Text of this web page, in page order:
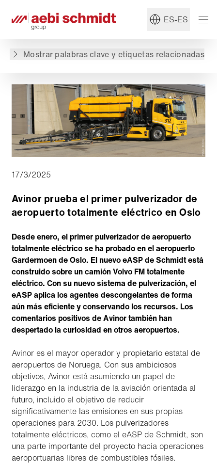
ES-ES
Mostrar palabras clave y etiquetas relacionadas
#Schmidt
17/3/2025
Avinor prueba el primer pulverizador de
aeropuerto totalmente eléctrico en Oslo
Desde enero, el primer pulverizador de aeropuerto
totalmente eléctrico se ha probado en el aeropuerto
Gardermoen de Oslo. El nuevo eASP de Schmidt está
construido sobre un camión Volvo FM totalmente
eléctrico. Con su nuevo sistema de pulverización, el
eASP aplica los agentes descongelantes de forma
aún más eficiente y conservando los recursos. Los
comentarios positivos de Avinor también han
despertado la curiosidad en otros aeropuertos.
Avinor es el mayor operador y propietario estatal de
aeropuertos de Noruega. Con sus ambiciosos
objetivos, Avinor está asumiendo un papel de
liderazgo en la industria de la aviación orientada al
futuro, incluido el objetivo de reducir
significativamente las emisiones en sus propias
operaciones para 2030. Los pulverizadores
totalmente eléctricos, como el eASP de Schmidt, son
una parte importante del proyecto hacia operaciones
aeroportuarias libres de combustibles fósiles.